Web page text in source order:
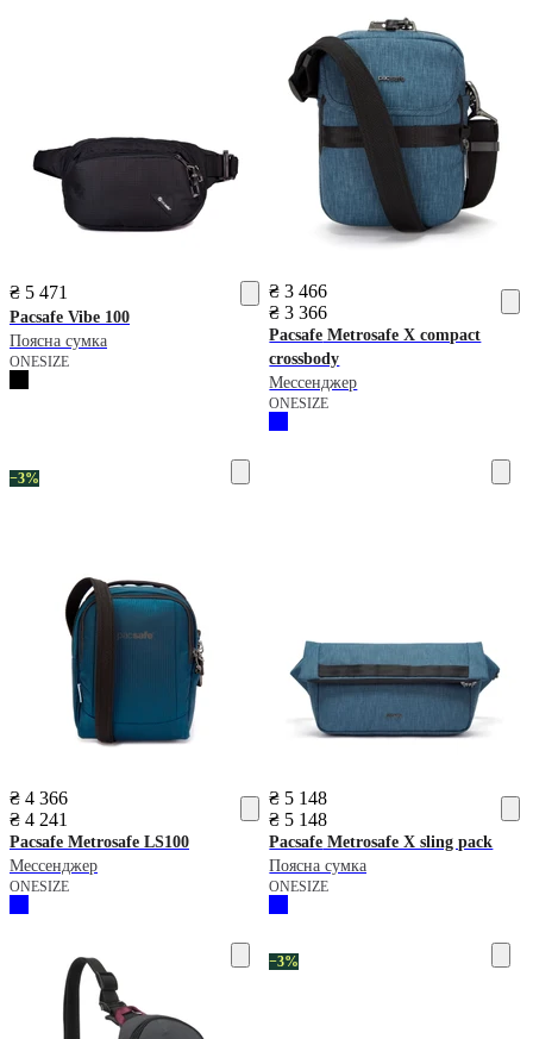
₴ 5 471
Pacsafe Vibe 100
Поясна сумка
ONESIZE
₴ 3 466
₴ 3 366
Pacsafe Metrosafe X compact
crossbody
Мессенджер
ONESIZE
−3%
₴ 4 366
₴ 4 241
Pacsafe Metrosafe LS100
Мессенджер
ONESIZE
₴ 5 148
₴ 5 148
Pacsafe Metrosafe X sling pack
Поясна сумка
ONESIZE
−3%